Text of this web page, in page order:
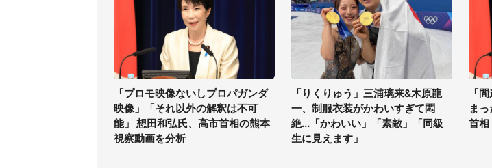
「プロモ映像ないしプロパガンダ
映像」「それ以外の解釈は不可
能」 想田和弘氏、高市首相の熊本
視察動画を分析
「りくりゅう」三浦璃来&木原龍
一、制服衣装がかわいすぎて悶
絶...「かわいい」「素敵」「同級
生に見えます」
「
ま
首相